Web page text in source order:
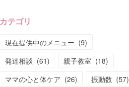
カテゴリ
現在提供中のメニュー (9)
発達相談 (61) 親子教室 (18)
ママの心と体ケア (26) 振動数 (57)